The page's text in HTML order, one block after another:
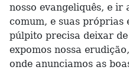
nosso evangeliquês, e ir
comum, e suas próprias
púlpito precisa deixar
expomos nossa
onde anunciamos as